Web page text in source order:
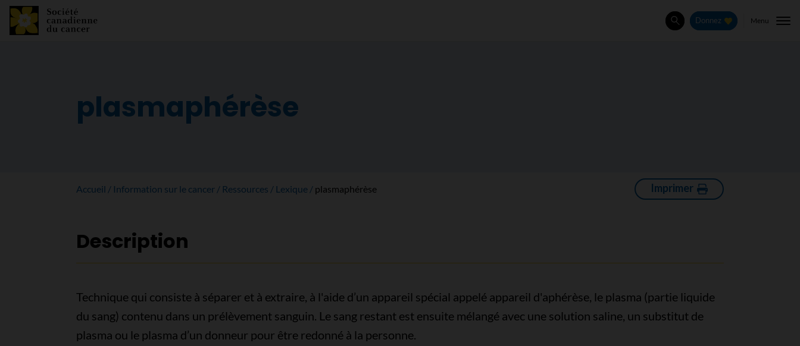
Rechercher
Donnez Menu
plasmaphérèse
Accueil Information sur le cancer Ressources Lexique plasmaphérèse Imprimer
Description
Technique qui consiste à séparer et à extraire, à l'aide d’un appareil spécial appelé appareil d'aphérèse, le plasma (partie liquide
du sang) contenu dans un prélèvement sanguin. Le sang restant est ensuite mélangé avec une solution saline, un substitut de
plasma ou le plasma d’un donneur pour être redonné à la personne.